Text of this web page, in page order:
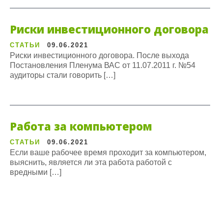
Риски инвестиционного договора
СТАТЬИ 09.06.2021
Риски инвестиционного договора. После выхода
Постановления Пленума ВАС от 11.07.2011 г. №54
аудиторы стали говорить […]
Работа за компьютером
СТАТЬИ 09.06.2021
Если ваше рабочее время проходит за компьютером,
выяснить, является ли эта работа работой с
вредными […]